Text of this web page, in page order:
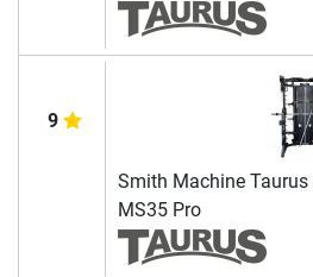
9
Smith Machine Taurus
MS35 Pro